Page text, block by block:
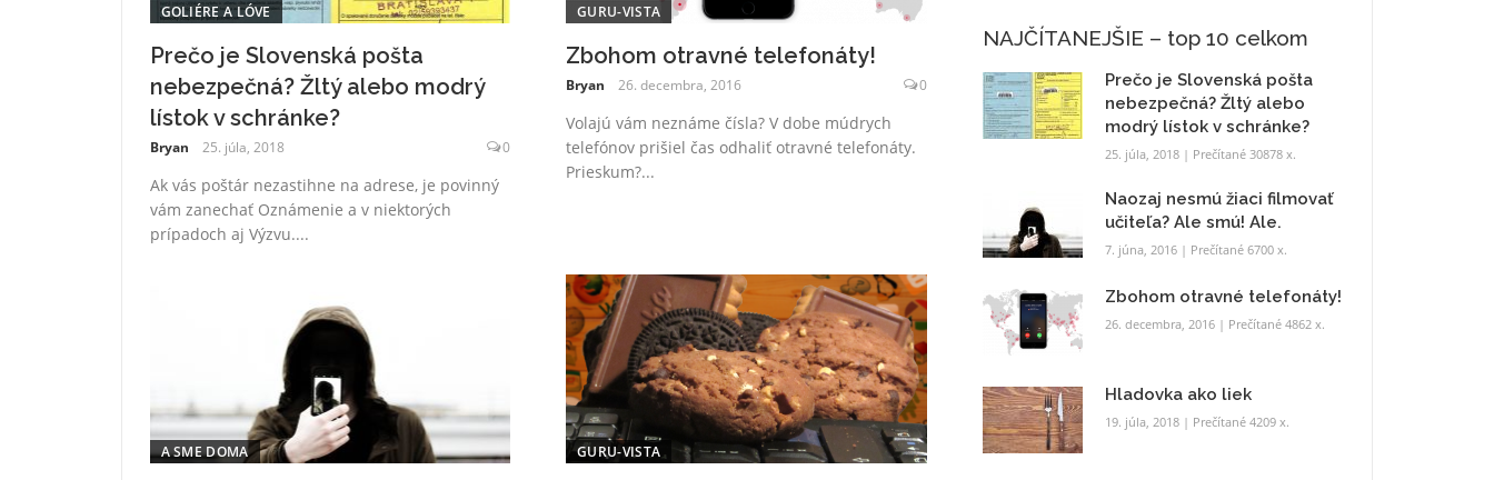
GOLIÉRE A LÓVE
Prečo je Slovenská pošta
nebezpečná? Žltý alebo modrý
lístok v schránke?
Bryan 25. júla, 2018 0
Ak vás poštár nezastihne na adrese, je povinný
vám zanechať Oznámenie a v niektorých
prípadoch aj Výzvu....
GURU-VISTA
Zbohom otravné telefonáty!
Bryan 26. decembra, 2016 0
Volajú vám neznáme čísla? V dobe múdrych
telefónov prišiel čas odhaliť otravné telefonáty.
Prieskum?...
A SME DOMA GURU-VISTA
NAJČÍTANEJŠIE – top 10 celkom
Prečo je Slovenská pošta
nebezpečná? Žltý alebo
modrý lístok v schránke?
25. júla, 2018| Prečítané 30878 x.
Naozaj nesmú žiaci filmovať
učiteľa? Ale smú! Ale.
7. júna, 2016| Prečítané 6700 x.
Zbohom otravné telefonáty!
26. decembra, 2016| Prečítané 4862 x.
Hladovka ako liek
19. júla, 2018| Prečítané 4209 x.